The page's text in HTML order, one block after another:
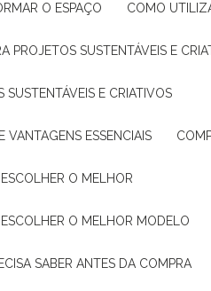
O ESPAÇO COMO
PROJETOS SUSTENTÁVEIS E
SUSTENTÁVEIS E CRIATIVOS
VANTAGENS ESSENCIAIS
O MELHOR
O MELHOR MODELO
SABER ANTES DA COMPRA